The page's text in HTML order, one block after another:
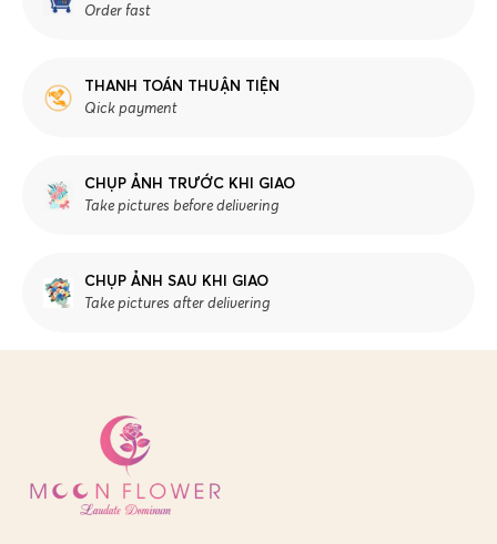
Order fast
THANH TOÁN THUẬN TIỆN
Qick payment
CHỤP ẢNH TRƯỚC KHI GIAO
Take pictures before delivering
CHỤP ẢNH SAU KHI GIAO
Take pictures after delivering